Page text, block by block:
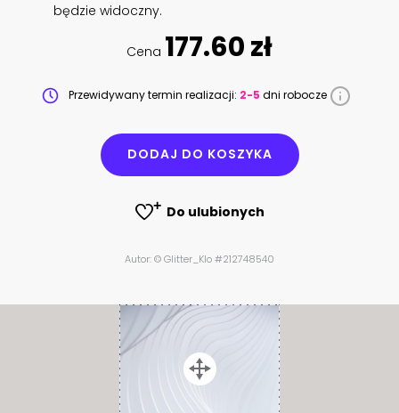
będzie widoczny.
Cena 177.60 zł
Przewidywany termin realizacji: 2-5 dni robocze
DODAJ DO KOSZYKA
Do ulubionych
Autor: © Glitter_Klo #212748540